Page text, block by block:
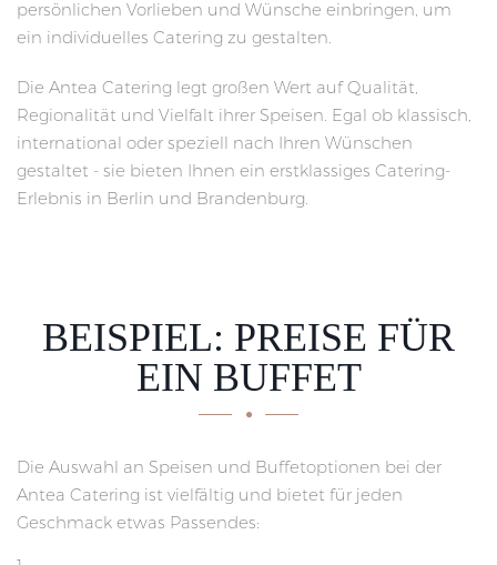
persönlichen Vorlieben und Wünsche einbringen, um
ein individuelles Catering zu gestalten.
Die Antea Catering legt großen Wert auf Qualität,
Regionalität und Vielfalt ihrer Speisen. Egal ob klassisch,
international oder speziell nach Ihren Wünschen
gestaltet - sie bieten Ihnen ein erstklassiges Catering-
Erlebnis in Berlin und Brandenburg.
BEISPIEL: PREISE FÜR
EIN BUFFET
Die Auswahl an Speisen und Buffetoptionen bei der
Antea Catering ist vielfältig und bietet für jeden
Geschmack etwas Passendes: